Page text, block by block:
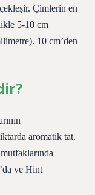
Çimlerin en
5-10 cm
10 cm’den
aromatik tat.
ve Hint